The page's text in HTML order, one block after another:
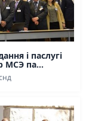
і паслугі
МСЭ па...